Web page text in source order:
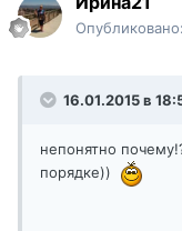
Опубликовано:
16.01.2015 в
непонятно
порядке))